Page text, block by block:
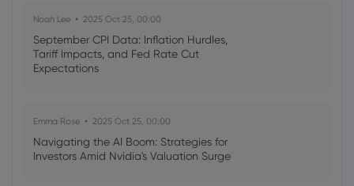
Noah Lee 2025 Oct 25, 00:00
September CPI Data: Inflation Hurdles,
Tariff Impacts, and Fed Rate Cut
Expectations
Emma Rose 2025 Oct 25, 00:00
Navigating the AI Boom: Strategies for
Investors Amid Nvidia's Valuation Surge